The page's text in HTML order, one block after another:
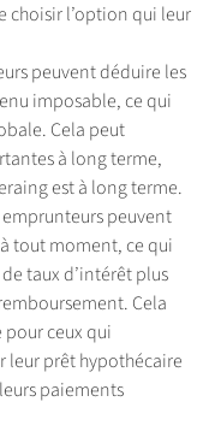
choisir l’option qui leur
peuvent déduire les
imposable, ce qui
Cela peut
à long terme,
est à long terme.
peuvent
tout moment, ce qui
taux d’intérêt plus
Cela
ceux qui
leur prêt hypothécaire
paiements